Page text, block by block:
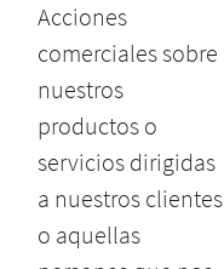
Acciones
comerciales sobre
nuestros
productos o
servicios dirigidas
a nuestros clientes
o aquellas